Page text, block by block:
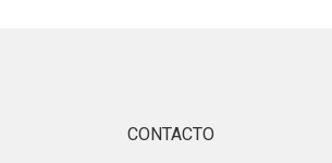
CONTACTO